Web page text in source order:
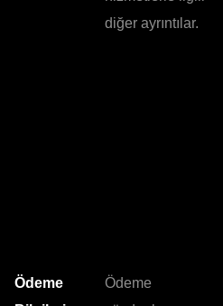
diğer ayrıntılar.
Ödeme
Ödeme